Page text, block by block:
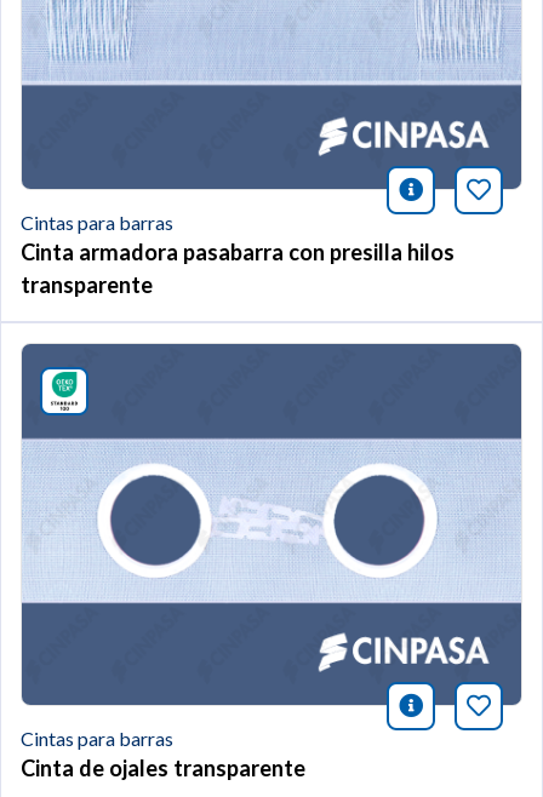
icono
Cintas para barras
Cinta armadora pasabarra con presilla hilos
transparente
icono
Cintas para barras
Cinta de ojales transparente